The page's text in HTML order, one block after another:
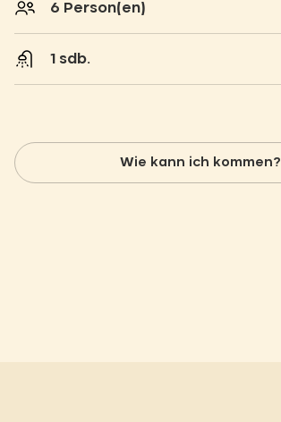
6 Person(en)
1 sdb.
Wie kann ich kommen?